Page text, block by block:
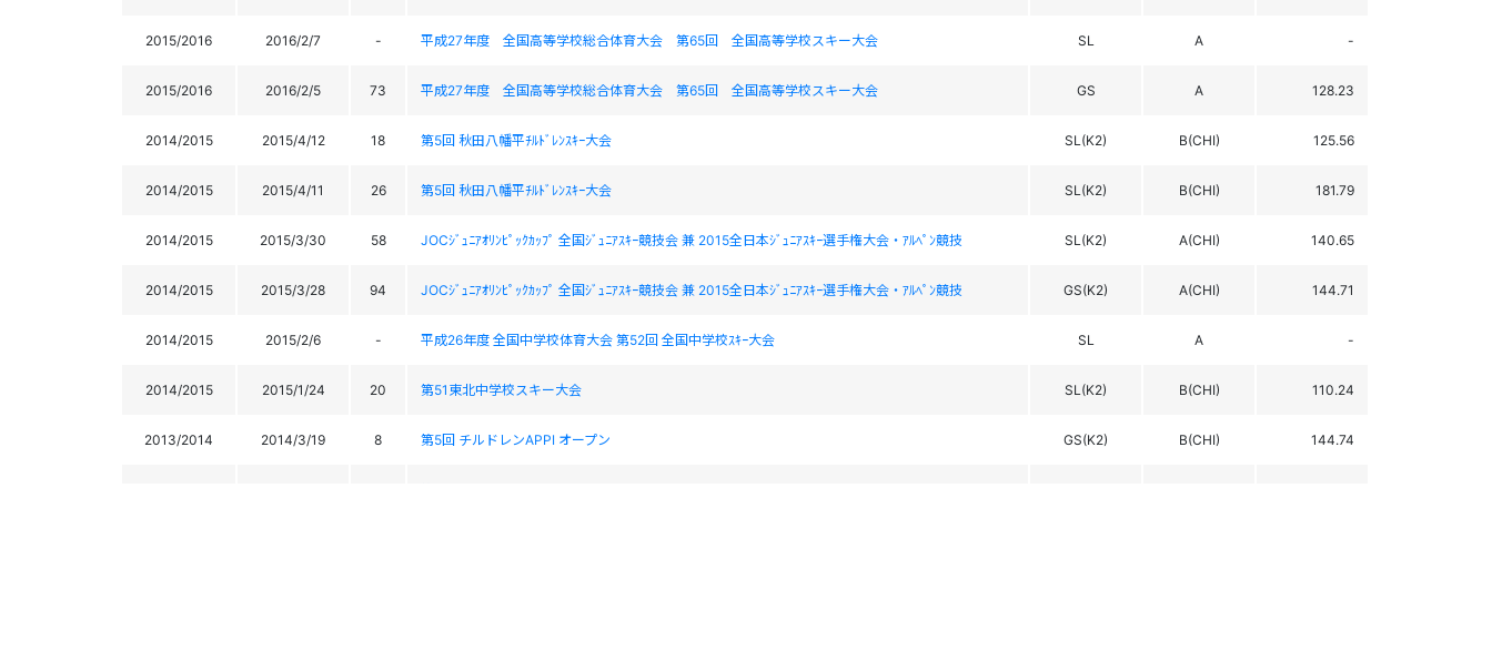
2015/2016 2016/2/7 - 平成27年度 全国高等学校総合体育大会 第65回 全国高等学校スキー大会 SL A -
2015/2016 2016/2/5 73 平成27年度 全国高等学校総合体育大会 第65回 全国高等学校スキー大会 GS A 128.23
2014/2015 2015/4/12 18 第5回 秋田八幡平ﾁﾙﾄﾞﾚﾝｽｷｰ大会 SL(K2) B(CHI) 125.56
2014/2015 2015/4/11 26 第5回 秋田八幡平ﾁﾙﾄﾞﾚﾝｽｷｰ大会 SL(K2) B(CHI) 181.79
2014/2015 2015/3/30 58 JOCｼﾞｭﾆｱｵﾘﾝﾋﾟｯｸｶｯﾌﾟ 全国ｼﾞｭﾆｱｽｷｰ競技会 兼 2015全日本ｼﾞｭﾆｱｽｷｰ選手権大会・ｱﾙﾍﾟﾝ競技 SL(K2) A(CHI) 140.65
2014/2015 2015/3/28 94 JOCｼﾞｭﾆｱｵﾘﾝﾋﾟｯｸｶｯﾌﾟ 全国ｼﾞｭﾆｱｽｷｰ競技会 兼 2015全日本ｼﾞｭﾆｱｽｷｰ選手権大会・ｱﾙﾍﾟﾝ競技 GS(K2) A(CHI) 144.71
2014/2015 2015/2/6 - 平成26年度 全国中学校体育大会 第52回 全国中学校ｽｷｰ大会 SL A -
2014/2015 2015/1/24 20 第51東北中学校スキー大会 SL(K2) B(CHI) 110.24
2013/2014 2014/3/19 8 第5回 チルドレンAPPI オープン GS(K2) B(CHI) 144.74